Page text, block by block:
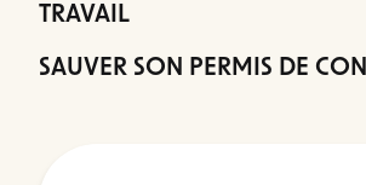
TRAVAIL
SAUVER SON PERMIS DE